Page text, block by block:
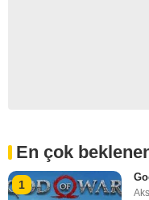
En çok
1